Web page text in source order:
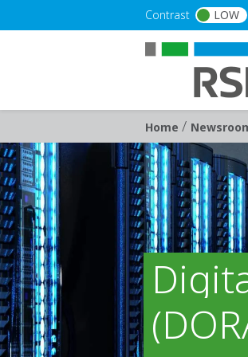
Contrast LOW
Breadcrumb
Home /